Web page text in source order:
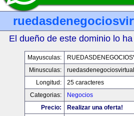
El dueño de este dominio lo
Mayusculas:
Minusculas:
Longitud:
25 caracteres
Categorias:
Negocios
Precio:
Realizar una oferta!